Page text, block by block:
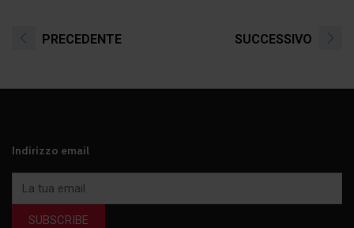
PRECEDENTE SUCCESSIVO
Indirizzo email
SUBSCRIBE